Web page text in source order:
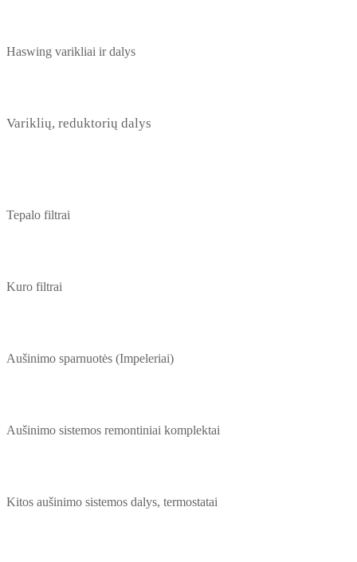
Haswing varikliai ir dalys
Variklių, reduktorių dalys
Tepalo filtrai
Kuro filtrai
Aušinimo sparnuotės (Impeleriai)
Aušinimo sistemos remontiniai komplektai
Kitos aušinimo sistemos dalys, termostatai